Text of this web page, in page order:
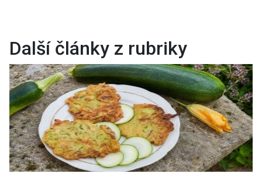
Další články z rubriky